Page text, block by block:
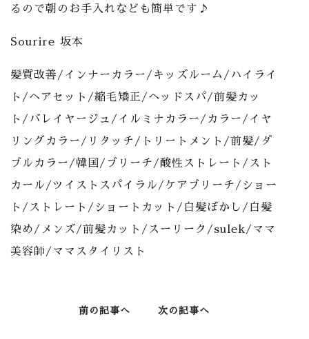
るので朝のお手入れなども簡単です♪
Sourire 坂本
髪質改善/インナーカラー/キッズルーム/ハイライ
ト/ヘアセット/縮毛矯正/ヘッドスパ/前髪カッ
ト/バレイヤージュ/イルミナカラー/カラー/イヤ
リングカラー/リタッチ/トリートメント/前髪/ダ
ブルカラー/韓国/ブリーチ/酸性ストレート/スト
カール/ツイストスパイラル/ケアブリーチ/ショー
ト/ストレート/ショートカット/白髪ぼかし/白髪
染め/メンズ/前髪カット/スーリーク/sulek/ママ
美容師/ママスタイリスト
前の記事へ 次の記事へ